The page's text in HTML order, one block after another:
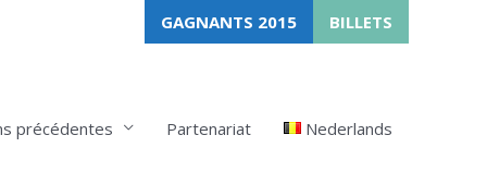
GAGNANTS 2015 BILLETS
précédentes Partenariat Nederlands